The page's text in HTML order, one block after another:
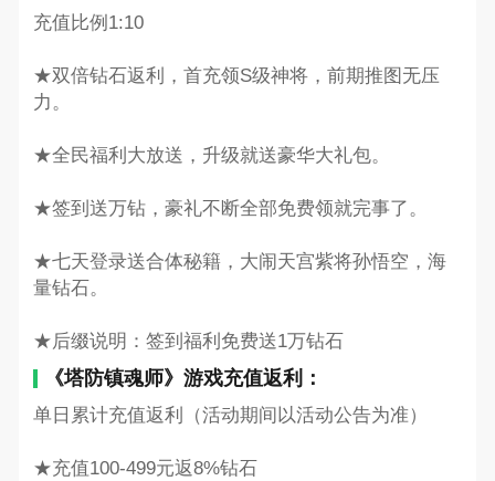
充值比例1:10
★双倍钻石返利，首充领S级神将，前期推图无压
力。
★全民福利大放送，升级就送豪华大礼包。
★签到送万钻，豪礼不断全部免费领就完事了。
★七天登录送合体秘籍，大闹天宫紫将孙悟空，海
量钻石。
★后缀说明：签到福利免费送1万钻石
《塔防镇魂师》游戏充值返利：
单日累计充值返利（活动期间以活动公告为准）
★充值100-499元返8%钻石